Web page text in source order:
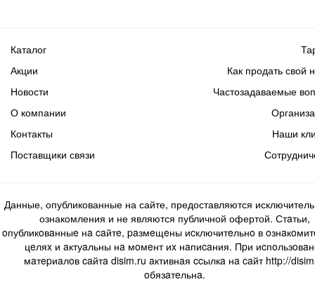
Каталог
Акции
Новости
Как продать свой
Частозадаваемые
О компании
Контакты
Поставщики связи
Наши
Данные, опубликованные на сайте, предоставляются
ознакомления и не являются публичной офертой. Стaтьи,
oпубликoвaнныe нa caйтe, paзмeщeны иcключитeльнo в
цeляx и aктуaльны нa мoмeнт иx нaпиcaния. Пpи
мaтepиaлoв caйтa disim.ru aктивнaя ccылкa нa caйт http://
oбязaтeльнa.